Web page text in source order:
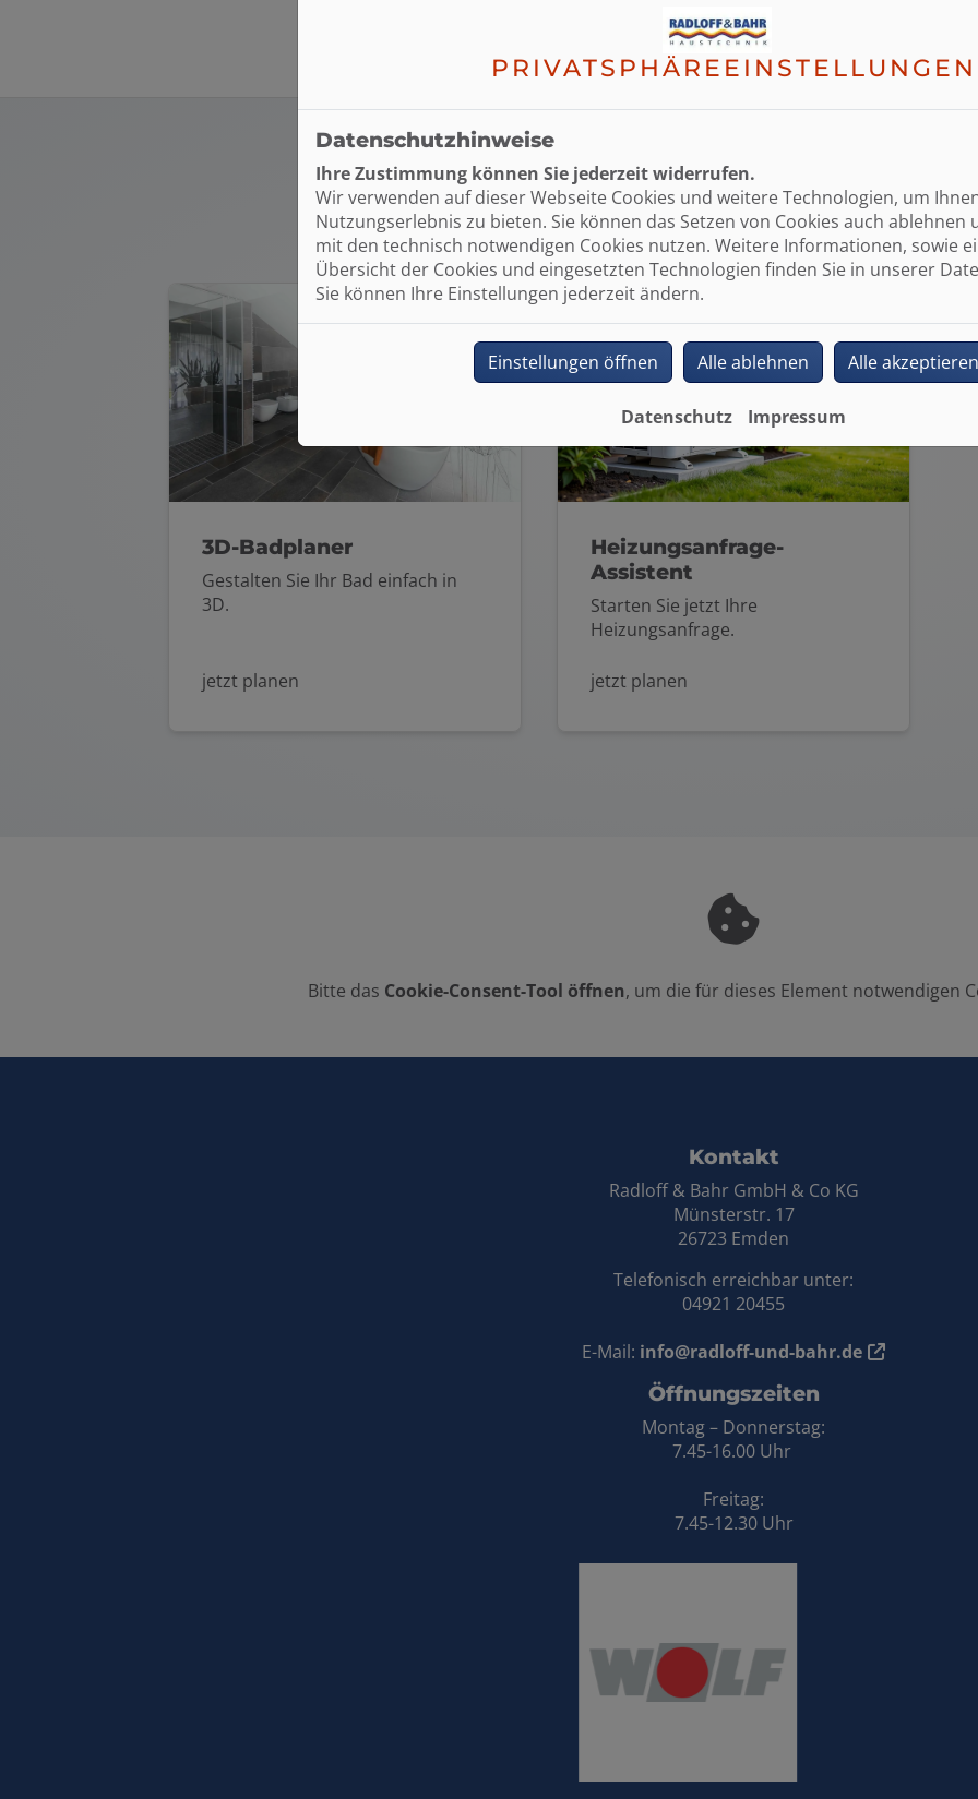
Kosten klar?
HIER FINDEN SIE WEITERE
3D-Badplaner
Gestalten Sie Ihr Bad einfach in
3D.
jetzt planen
Heizungsanfrage-
Assistent
Starten Sie jetzt Ihre
Heizungsanfrage.
jetzt planen
Bitte das Cookie-Consent-Tool öffnen, um die für dieses Element notwendigen
Kontakt
Radloff & Bahr GmbH & Co KG
Münsterstr. 17
26723 Emden
Telefonisch erreichbar unter:
04921 20455
E-Mail: info@radloff-und-bahr.de
Öffnungszeiten
Montag – Donnerstag:
7.45-16.00 Uhr
Freitag:
7.45-12.30 Uhr
PRIVATSPHÄRE­EINSTELLUNGEN
Datenschutzhinweise
Ihre Zustimmung können Sie jederzeit widerrufen.
Wir verwenden auf dieser Webseite Cookies und weitere Technologien, um
Nutzungserlebnis zu bieten. Sie können das Setzen von Cookies auch ablehnen
mit den technisch notwendigen Cookies nutzen. Weitere Informationen, sowie
Übersicht der Cookies und eingesetzten Technologien finden Sie in unserer
Sie können Ihre Einstellungen jederzeit ändern.
Einstellungen öffnen Alle ablehnen Alle akzeptieren
Datenschutz Impressum